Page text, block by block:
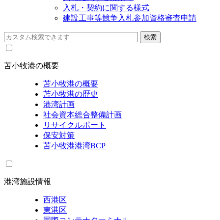
入札・契約に関する様式
建設工事等競争入札参加資格審査申請
苫小牧港の概要
苫小牧港の概要
苫小牧港の歴史
港湾計画
社会資本総合整備計画
リサイクルポート
保安対策
苫小牧港港湾BCP
港湾施設情報
西港区
東港区